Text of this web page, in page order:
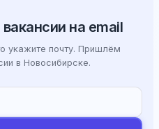
на email
укажите почту. Пришлём
в Новосибирске.